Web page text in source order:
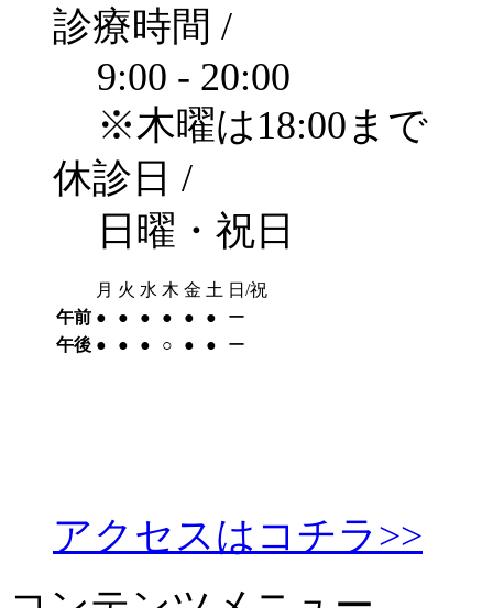
診療時間 /
9:00 - 20:00
※木曜は18:00まで
休診日 /
日曜・祝日
月 火 水 木 金 土 日/祝
午前 ●︎ ●︎ ●︎ ●︎ ●︎ ●︎
ー
午後 ●︎ ●︎ ●︎ ○︎ ●︎ ●︎ ー
アクセスはコチラ>>